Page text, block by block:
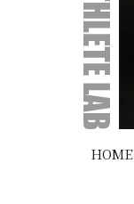
HOME